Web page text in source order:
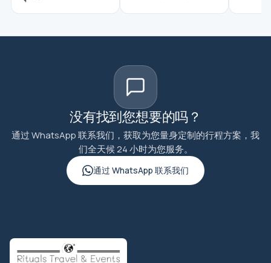
没有找到您想要的吗？
通过 WhatsApp 联系我们，获取为您量身定制的行程方案，我
们全天候 24 小时为您服务。
通过 WhatsApp 联系我们